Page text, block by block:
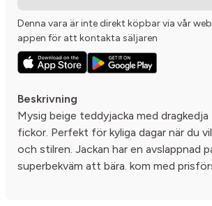
Denna vara är inte direkt köpbar via vår
appen för att kontakta säljaren
Beskrivning
Mysig beige teddyjacka med
fickor. Perfekt för kyliga dagar när du
och stilren. Jackan har en avslappnad
superbekväm att bära. kom med